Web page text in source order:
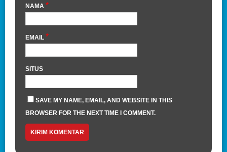
NAMA *
EMAIL *
SITUS
SAVE MY NAME, EMAIL, AND WEBSITE IN THIS
BROWSER FOR THE NEXT TIME I COMMENT.